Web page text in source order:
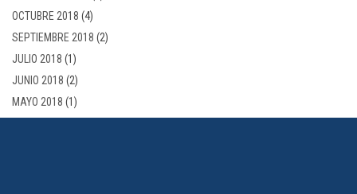
OCTUBRE 2018 (4)
SEPTIEMBRE 2018 (2)
JULIO 2018 (1)
JUNIO 2018 (2)
MAYO 2018 (1)